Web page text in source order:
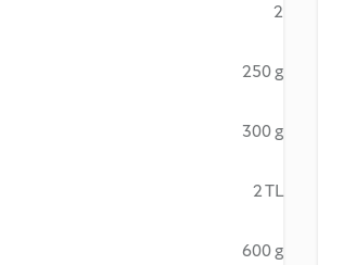
2
250 g
300 g
2 TL
600 g